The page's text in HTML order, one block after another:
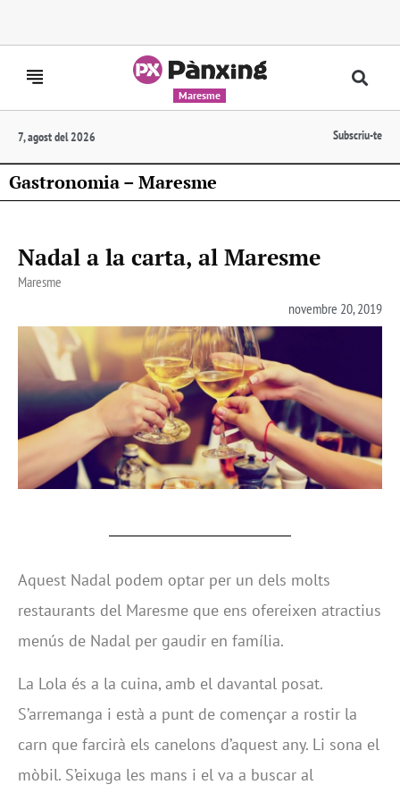
Maresme
7, agost del 2026 Subscriu-te
Gastronomia – Maresme
Nadal a la carta, al Maresme
Maresme
novembre 20, 2019
Aquest Nadal podem optar per un dels molts
restaurants del Maresme que ens ofereixen atractius
menús de Nadal per gaudir en família.
La Lola és a la cuina, amb el davantal posat.
S’arremanga i està a punt de començar a rostir la
carn que farcirà els canelons d’aquest any. Li sona el
mòbil. S’eixuga les mans i el va a buscar al